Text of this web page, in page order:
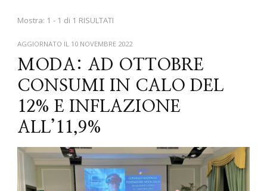
Mostra: 1 - 1 di 1 RISULTATI
AGGIORNATO IL 10 NOVEMBRE 2022
MODA: AD OTTOBRE
CONSUMI IN CALO DEL
12% E INFLAZIONE
ALL’11,9%